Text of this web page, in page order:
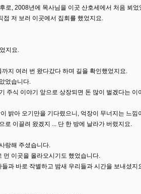
로, 2008년에 목사님을 이곳 산호세에서 처음 뵈었
접 저 보러 이곳에서 집회를 했었지요.
지요.
지 여러 번 왔다갔다 하며 길을 확인했었지요.
었습니다.
주식 이야기 앞으로 상장되면 돈 많이 벌겠다는 이
밝아 오기만을 기다렸으니, 억장이 무너지는 느낌
로 이끌려 왔겠지 ... 단 한 방에 날라가 버렸지요.
랑해 주셨습니다.
먼 이곳을 올라오시기도 했었습니다.
과 바로 작별하고 밤새 우리들과 시간을 보내셨지